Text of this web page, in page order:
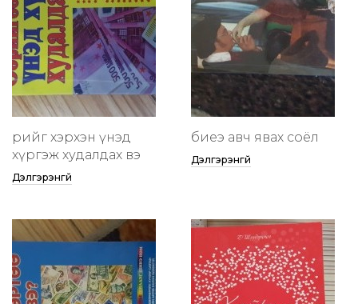
өөрийгөө хэрхэн үнэд
хүргэж худалдах вэ
Дэлгэрэнгүй
биеэ авч явах соёл
Дэлгэрэнгүй